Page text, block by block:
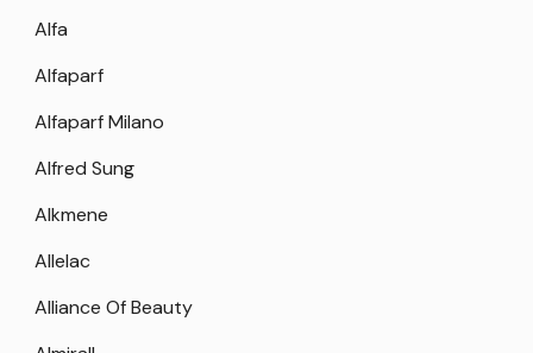
Alfa
Alfaparf
Alfaparf Milano
Alfred Sung
Alkmene
Allelac
Alliance Of Beauty